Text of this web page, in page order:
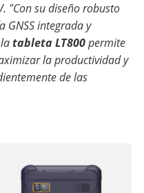
"Con su diseño robusto
GNSS integrada y
tableta LT800permite
la productividad y
de las